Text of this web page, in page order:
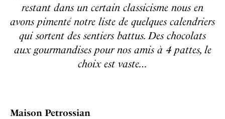
restant dans un certain classicisme nous en
avons pimenté notre liste de quelques calendriers
qui sortent des sentiers battus. Des chocolats
aux gourmandises pour nos amis à 4 pattes, le
choix est vaste…
Maison Petrossian